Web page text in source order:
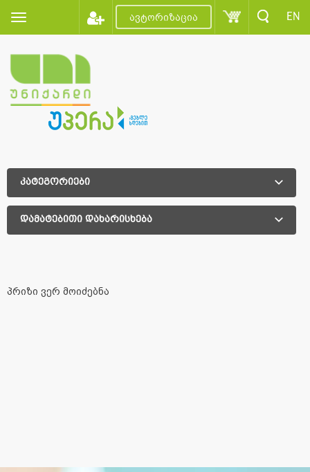
ავტორიზაცია EN
კატეგორიები
დამატებითი დახარისხება
პრიზი ვერ მოიძებნა